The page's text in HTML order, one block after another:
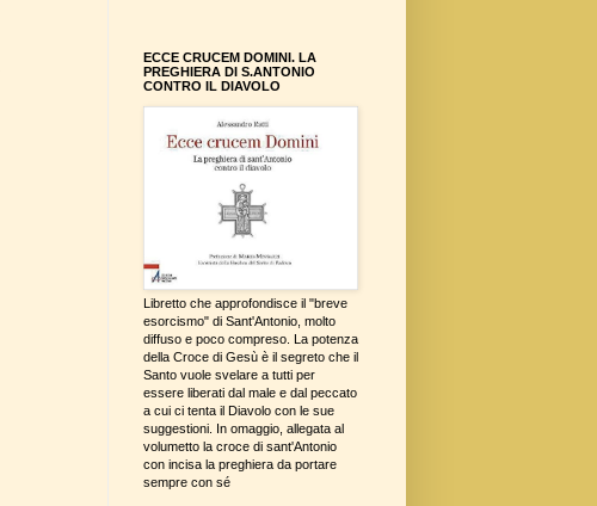
ECCE CRUCEM DOMINI. LA
PREGHIERA DI S.ANTONIO
CONTRO IL DIAVOLO
Libretto che approfondisce il "breve
esorcismo" di Sant'Antonio, molto
diffuso e poco compreso. La potenza
della Croce di Gesù è il segreto che il
Santo vuole svelare a tutti per
essere liberati dal male e dal peccato
a cui ci tenta il Diavolo con le sue
suggestioni. In omaggio, allegata al
volumetto la croce di sant'Antonio
con incisa la preghiera da portare
sempre con sé